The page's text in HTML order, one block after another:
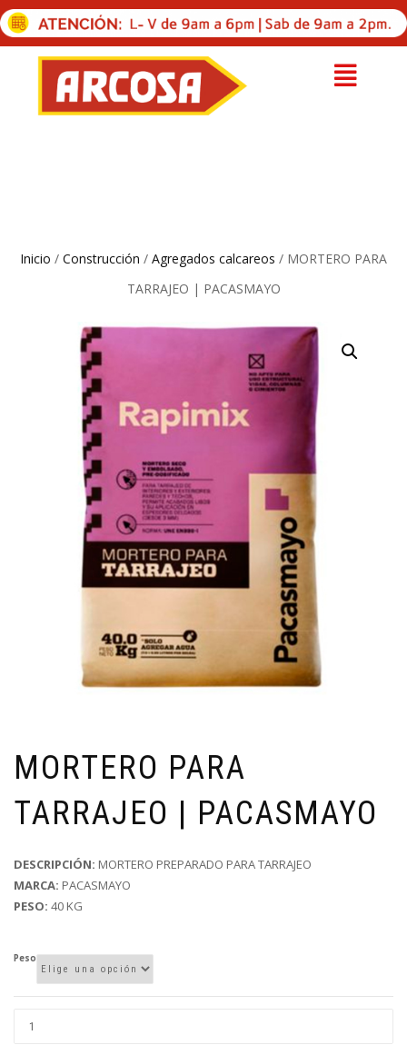
Inicio / Construcción / Agregados calcareos / MORTERO PARA
TARRAJEO | PACASMAYO
MORTERO PARA
TARRAJEO | PACASMAYO
DESCRIPCIÓN: MORTERO PREPARADO PARA TARRAJEO
MARCA: PACASMAYO
PESO: 40 KG
Peso